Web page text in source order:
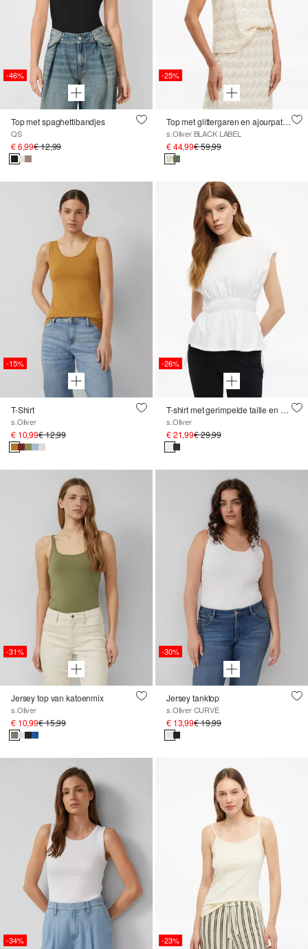
-46%
Top met spaghettibandjes
QS
€ 6,99€ 12,99
-25%
Top met glittergaren en ajourpatroon
s.Oliver BLACK LABEL
€ 44,99€ 59,99
-15%
T-Shirt
s.Oliver
€ 10,99€ 12,99
-26%
T-shirt met gerimpelde taille en strikdetail
s.Oliver
€ 21,99€ 29,99
-31%
Jersey top van katoenmix
s.Oliver
€ 10,99€ 15,99
-30%
Jersey tanktop
s.Oliver CURVE
€ 13,99€ 19,99
-34% -23%